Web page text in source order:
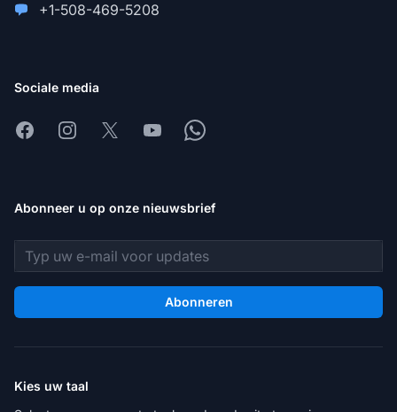
+1-508-469-5208
Sociale media
FacebookInstagram
X YoutubeWhatsapp
Abonneer u op onze nieuwsbrief
E-mailadres
Abonneren
Kies uw taal